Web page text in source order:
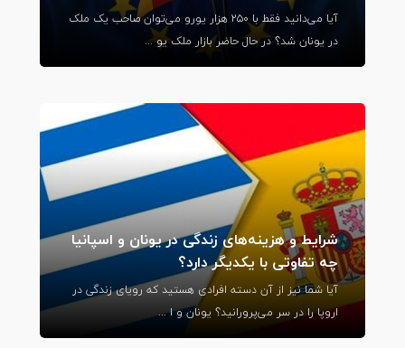
آیا می‌دانید فقط با ۲۵۰ هزار یورو می‌توان صاحب یک ملک
در یونان شد؟ در حال حاضر بازار ملک یو ...
شرایط و هزینه‌های زندگی در یونان و اسپانیا
چه تفاوتی با یکدیگر دارد؟
آیا شما نیز از آن دسته افرادی هستید که رویای زندگی در
اروپا را در سر می‌پرورانید؟ یونان و ا ...